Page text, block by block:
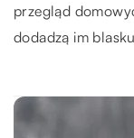
przegląd
dodadzą im